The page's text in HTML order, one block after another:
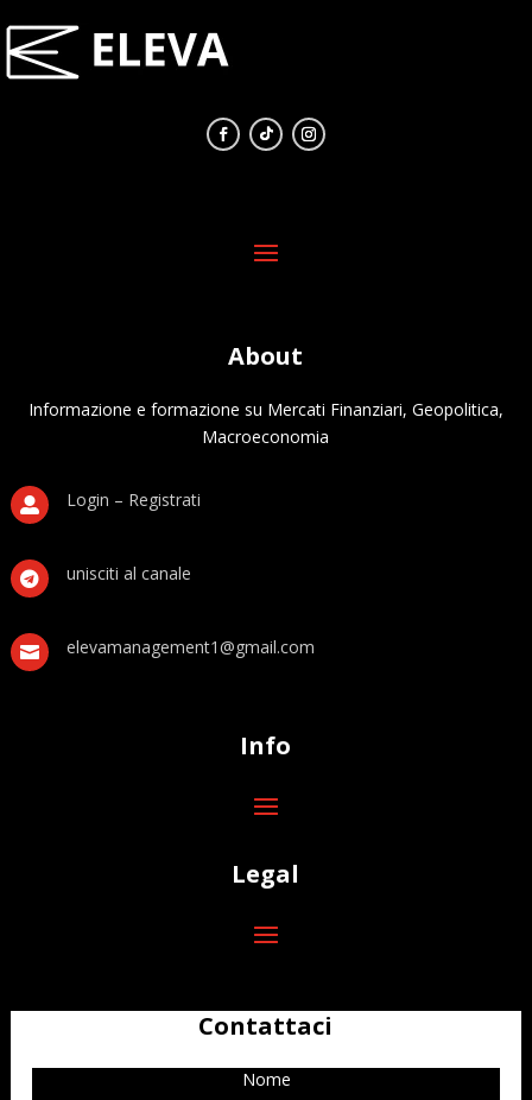
About
Informazione e formazione su Mercati Finanziari, Geopolitica,
Macroeconomia
 Login – Registrati
 unisciti al canale
 elevamanagement1@gmail.com
Info
Legal
Contattaci